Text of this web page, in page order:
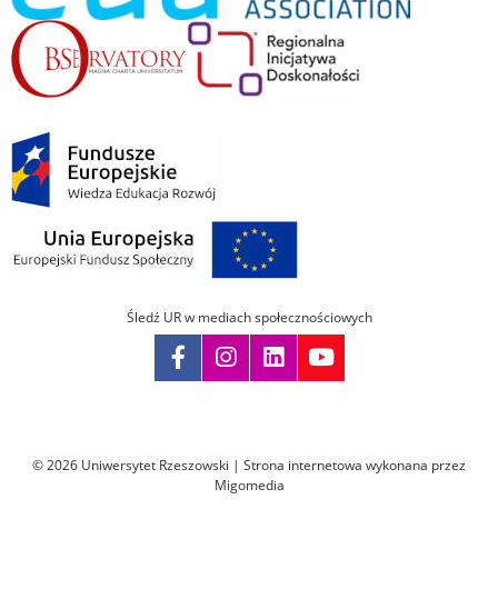
© 2026 Uniwersytet Rzeszowski | Strona internetowa wykonana przez
Migomedia
Śledź UR w mediach społecznościowych
i
przejdź